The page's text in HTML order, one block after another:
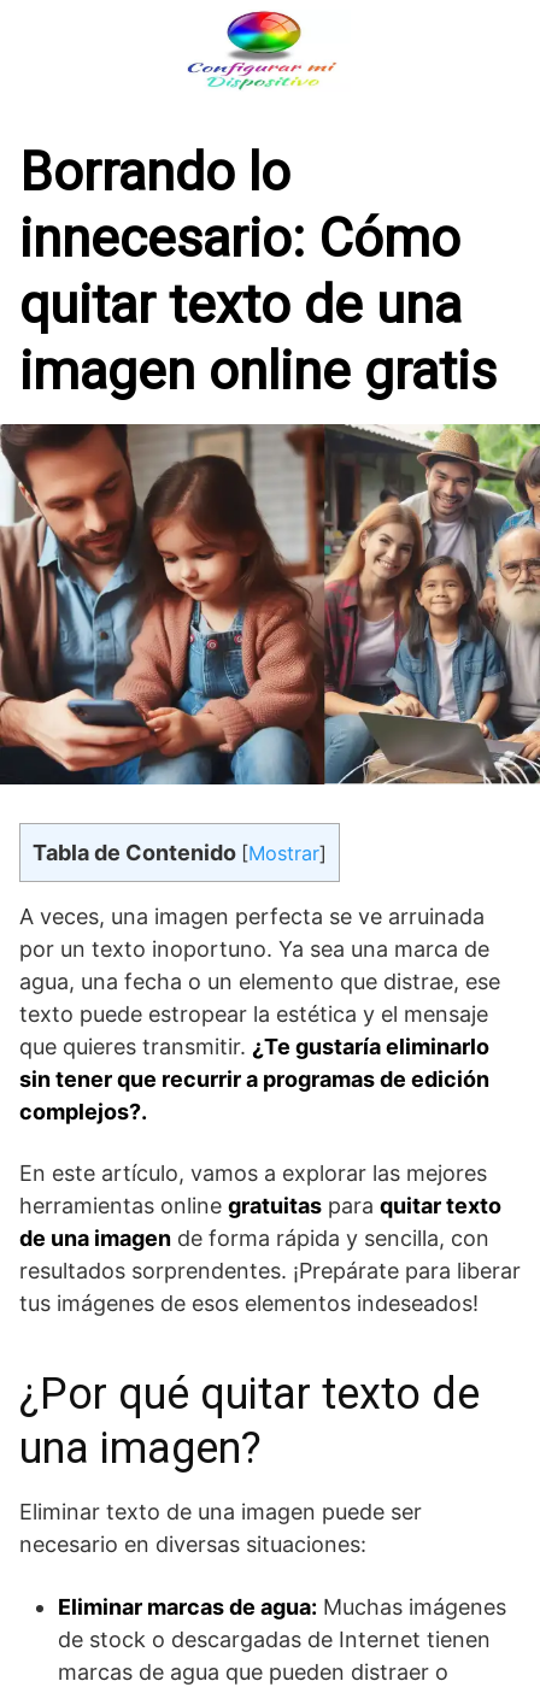
Borrando lo
innecesario: Cómo
quitar texto de una
imagen online gratis
Tabla de Contenido [Mostrar]
A veces, una imagen perfecta se ve arruinada
por un texto inoportuno. Ya sea una marca de
agua, una fecha o un elemento que distrae, ese
texto puede estropear la estética y el mensaje
que quieres transmitir. ¿Te gustaría eliminarlo
sin tener que recurrir a programas de edición
complejos?.
En este artículo, vamos a explorar las mejores
herramientas online gratuitas para quitar texto
de una imagen de forma rápida y sencilla, con
resultados sorprendentes. ¡Prepárate para liberar
tus imágenes de esos elementos indeseados!
¿Por qué quitar texto de
una imagen?
Eliminar texto de una imagen puede ser
necesario en diversas situaciones:
Eliminar marcas de agua: Muchas imágenes
de stock o descargadas de Internet tienen
marcas de agua que pueden distraer o